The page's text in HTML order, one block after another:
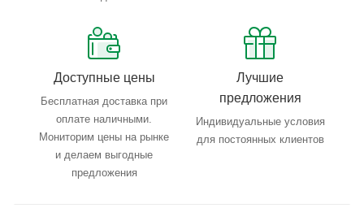
Доступные цены
Бесплатная доставка при
оплате наличными.
Мониторим цены на рынке
и делаем выгодные
предложения
Лучшие
предложения
Индивидуальные условия
для постоянных клиентов